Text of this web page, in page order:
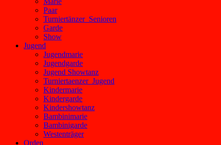
Paar
Turniertänzer_Senioren
Garde
Show
Jugend
Jugendmarie
Jugendgarde
Jugend Showtanz
Turniertaenzer_Jugend
Kindermarie
Kindergarde
Kindershowtanz
Bambinimarie
Bambinigarde
Westenträger
Orden